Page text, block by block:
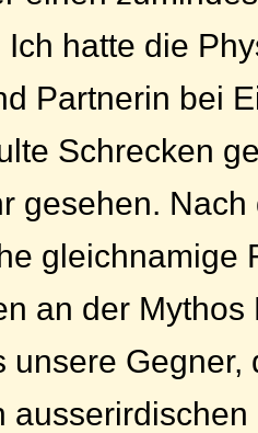
Ich hatte die
Partnerin bei
Schrecken
gesehen.
gleichnamige
an der Mythos
unsere Gegner,